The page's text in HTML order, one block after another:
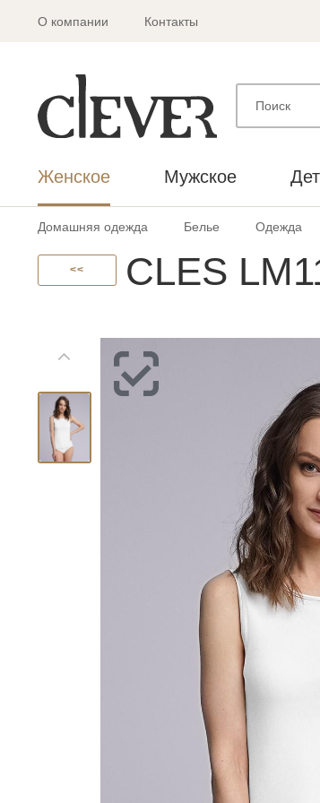
О компании Контакты
Женское Мужское
Домашняя одежда Белье Одежда
<< CLES